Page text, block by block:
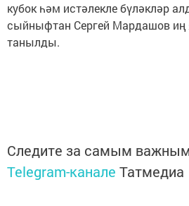
кубок һәм истәлекле бүләкләр
сыйныфтан Сергей Мардашов
танылды.
Следите за самым
Telegram-канале Татмедиа